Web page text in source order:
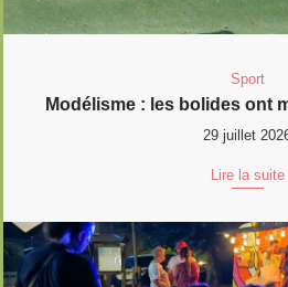
Sport
Modélisme : les bolides ont
29 juillet
Lire la suite